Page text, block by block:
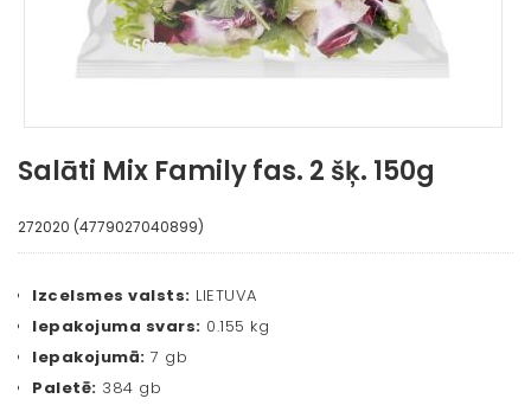
Salāti Mix Family fas. 2 šķ. 150g
272020 (4779027040899)
Izcelsmes valsts: LIETUVA
Iepakojuma svars: 0.155 kg
Iepakojumā: 7 gb
Paletē: 384 gb